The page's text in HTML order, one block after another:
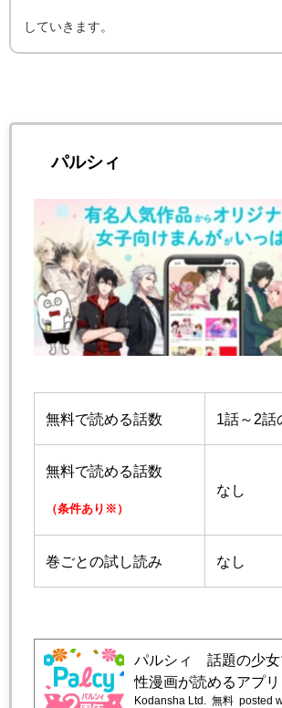
していきます。
パルシィ
無料で読める話数 1話～2話
無料で読める話数
（条件あり※）
なし
巻ごとの試し読み なし
パルシィ 話題の少女
性漫画が読めるアプリ
Kodansha Ltd. 無料 posted